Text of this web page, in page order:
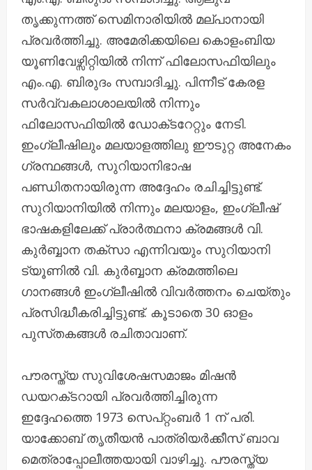
തൃക്കുന്നത്ത് സെമിനാരിയിൽ മല്പാനായി
പ്രവർത്തിച്ചു. അമേരിക്കയിലെ കൊളംബിയ
യൂണിവേഴ്സിറ്റിയിൽ നിന്ന് ഫിലോസഫിയിലും
എം.എ. ബിരുദം സമ്പാദിച്ചു. പിന്നീട് കേരള
സർവ്വകലാശാലയിൽ നിന്നും
ഫിലോസഫിയിൽ ഡോക്‌ടറേറ്റും നേടി.
ഇംഗ്ലീഷിലും മലയാളത്തിലു ഈടുറ്റ അനേകം
ഗ്രന്ഥങ്ങൾ, സുറിയാനിഭാഷ
പണ്ഡിതനായിരുന്ന അദ്ദേഹം രചിച്ചിട്ടുണ്ട്.
സുറിയാനിയിൽ നിന്നും മലയാളം, ഇംഗ്ലീഷ്
ഭാഷകളിലേക്ക് പ്രാർത്ഥനാ ക്രമങ്ങൾ വി.
കുർബ്ബാന തക്സാ എന്നിവയും സുറിയാനി
ട്യൂണിൽ വി. കുർബ്ബാന ക്രമത്തിലെ
ഗാനങ്ങൾ ഇംഗ്ലീഷിൽ വിവർത്തനം ചെയ്‌തും
പ്രസിദ്ധീകരിച്ചിട്ടുണ്ട്. കൂടാതെ 30 ഓളം
പുസ്‌തകങ്ങൾ രചിതാവാണ്.
പൗരസ്ത‌്യ സുവിശേഷസമാജം മിഷൻ
ഡയറക്‌ടറായി പ്രവർത്തിച്ചിരുന്ന
ഇദ്ദേഹത്തെ 1973 സെപ്റ്റംബർ 1 ന് പരി.
യാക്കോബ് തൃതീയൻ പാത്രിയർക്കീസ് ബാവ
മെത്രാപ്പോലീത്തയായി വാഴിച്ചു. പൗരസ്ത്യ